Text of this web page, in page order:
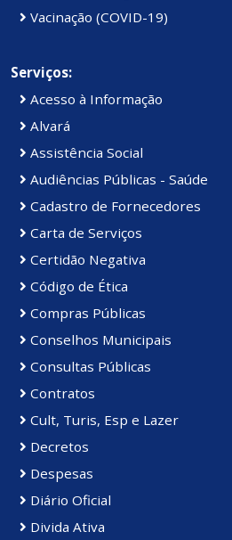
Vacinação (COVID-19)
Serviços:
Acesso à Informação
Alvará
Assistência Social
Audiências Públicas - Saúde
Cadastro de Fornecedores
Carta de Serviços
Certidão Negativa
Código de Ética
Compras Públicas
Conselhos Municipais
Consultas Públicas
Contratos
Cult, Turis, Esp e Lazer
Decretos
Despesas
Diário Oficial
Divida Ativa